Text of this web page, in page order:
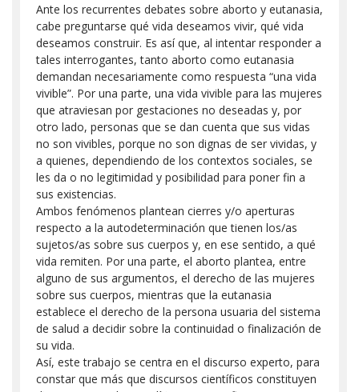
Ante los recurrentes debates sobre aborto y eutanasia,
cabe preguntarse qué vida deseamos vivir, qué vida
deseamos construir. Es así que, al intentar responder a
tales interrogantes, tanto aborto como eutanasia
demandan necesariamente como respuesta “una vida
vivible”. Por una parte, una vida vivible para las mujeres
que atraviesan por gestaciones no deseadas y, por
otro lado, personas que se dan cuenta que sus vidas
no son vivibles, porque no son dignas de ser vividas, y
a quienes, dependiendo de los contextos sociales, se
les da o no legitimidad y posibilidad para poner fin a
sus existencias.
Ambos fenómenos plantean cierres y/o aperturas
respecto a la autodeterminación que tienen los/as
sujetos/as sobre sus cuerpos y, en ese sentido, a qué
vida remiten. Por una parte, el aborto plantea, entre
alguno de sus argumentos, el derecho de las mujeres
sobre sus cuerpos, mientras que la eutanasia
establece el derecho de la persona usuaria del sistema
de salud a decidir sobre la continuidad o finalización de
su vida.
Así, este trabajo se centra en el discurso experto, para
constar que más que discursos científicos constituyen